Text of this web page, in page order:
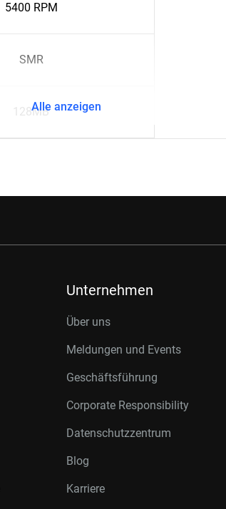
5400 RPM
SMR
128MBAlle anzeigen
Unternehmen
Über uns
Meldungen und Events
Geschäftsführung
Corporate Responsibility
Datenschutzzentrum
Blog
Karriere